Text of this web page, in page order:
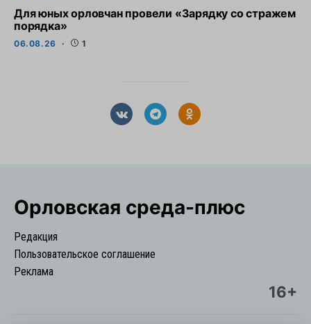
Для юных орловчан провели «Зарядку со стражем
порядка»
06.08.26 1
Орловская cреда-плюс
Редакция
Пользовательское соглашение
Реклама
16+